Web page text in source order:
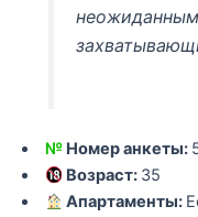
№ Номер анкеты:
Возраст: 35
Апартаменты: